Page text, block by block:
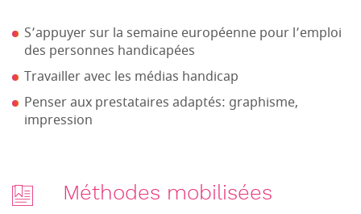
S’appuyer sur la semaine européenne pour l’emploi
des personnes handicapées
Travailler avec les médias handicap
Penser aux prestataires adaptés: graphisme,
impression
Méthodes mobilisées